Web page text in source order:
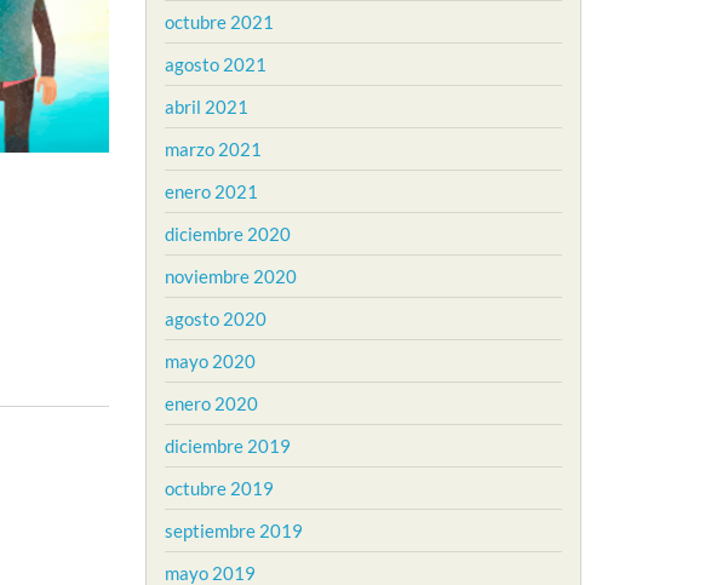
octubre 2021
agosto 2021
abril 2021
marzo 2021
enero 2021
diciembre 2020
noviembre 2020
agosto 2020
mayo 2020
enero 2020
diciembre 2019
octubre 2019
septiembre 2019
mayo 2019